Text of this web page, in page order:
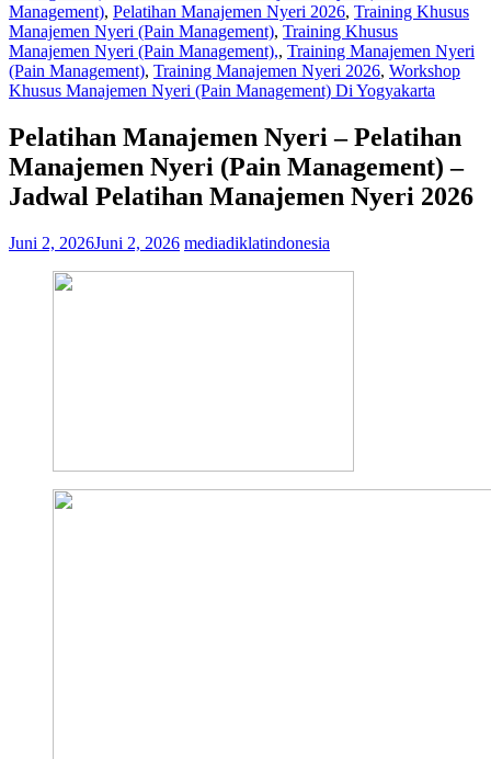
Management), Pelatihan Manajemen Nyeri 2026, Training Khusus
Manajemen Nyeri (Pain Management), Training Khusus
Manajemen Nyeri (Pain Management),, Training Manajemen Nyeri
(Pain Management), Training Manajemen Nyeri 2026, Workshop
Khusus Manajemen Nyeri (Pain Management) Di Yogyakarta
Pelatihan Manajemen Nyeri – Pelatihan
Manajemen Nyeri (Pain Management) –
Jadwal Pelatihan Manajemen Nyeri 2026
Juni 2, 2026Juni 2, 2026 mediadiklatindonesia